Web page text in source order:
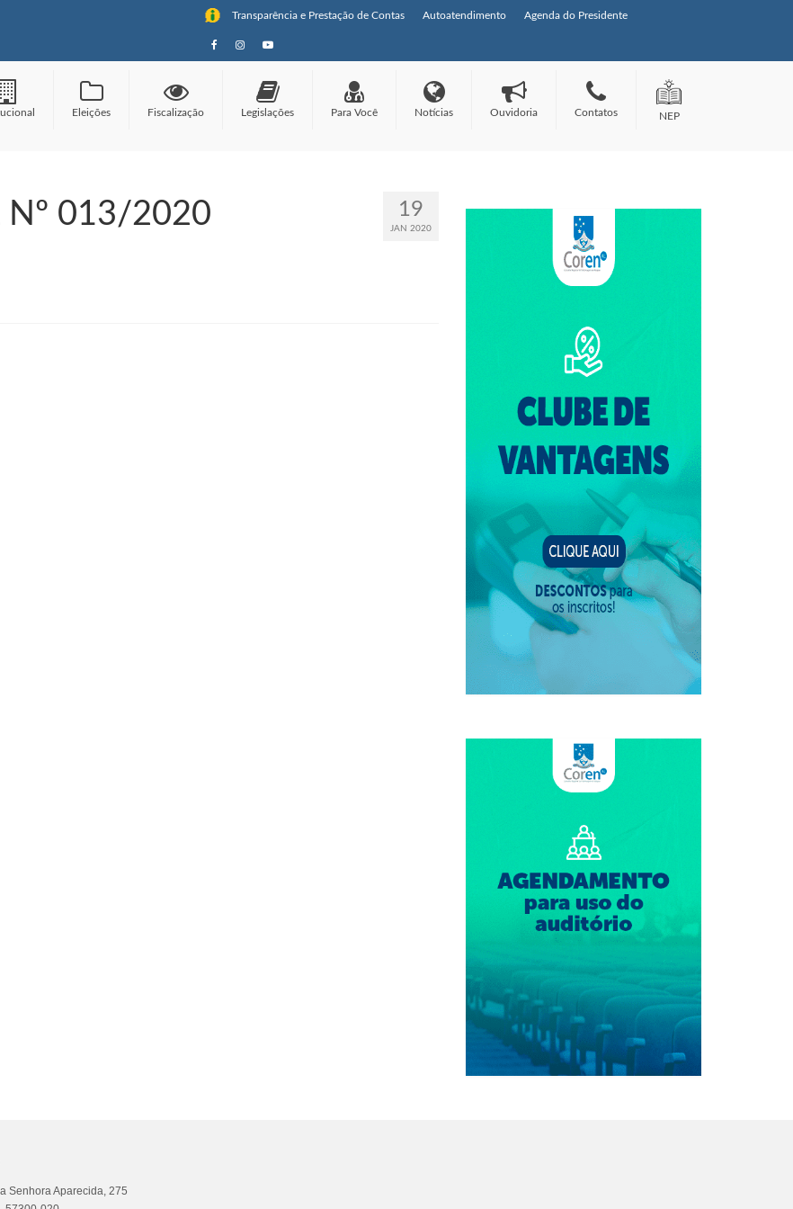
Transparência e Prestação de Contas Autoatendimento Agenda do Presidente
Eleições Fiscalização Legislações Para Você Notícias Ouvidoria Contatos NEP
19
JAN 2020
Nº 013/2020
Senhora Aparecida, 275